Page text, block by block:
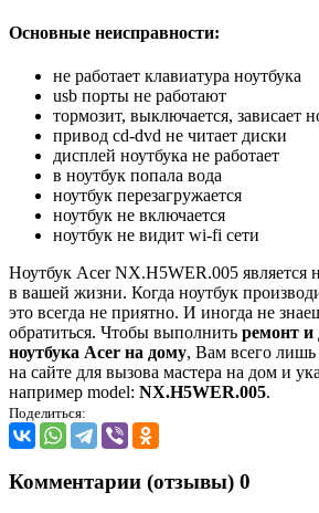
Основные неисправности:
не работает клавиатура ноутбука
usb порты не работают
тормозит, выключается, зависает
привод cd-dvd не читает диски
дисплей ноутбука не работает
в ноутбук попала вода
ноутбук перезагружается
ноутбук не включается
ноутбук не видит wi-fi сети
Ноутбук Acer NX.H5WER.005 является
в вашей жизни. Когда ноутбук
это всегда не приятно. И иногда не
обратиться. Чтобы выполнить ремонт и
ноутбука Acer на дому, Вам всего лишь
на сайте для вызова мастера на дом и
например model: NX.H5WER.005.
Поделиться:
Комментарии (отзывы) 0